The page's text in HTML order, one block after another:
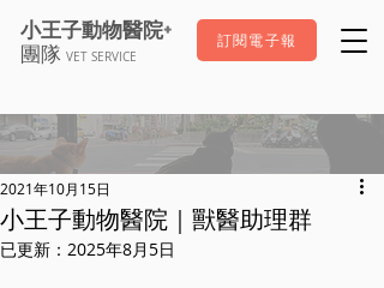
小王子動物醫院+
團隊 VET SERVICE
訂閱電子報
小王子動物醫院｜獸醫助理群
2021年10月15日
已更新： 2025年8月5日